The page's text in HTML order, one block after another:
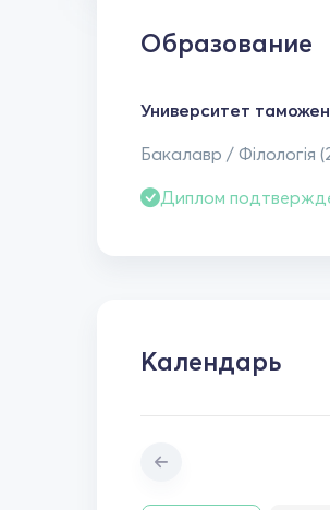
Образование
Университет
Бакалавр / Філологія
Диплом
Календарь